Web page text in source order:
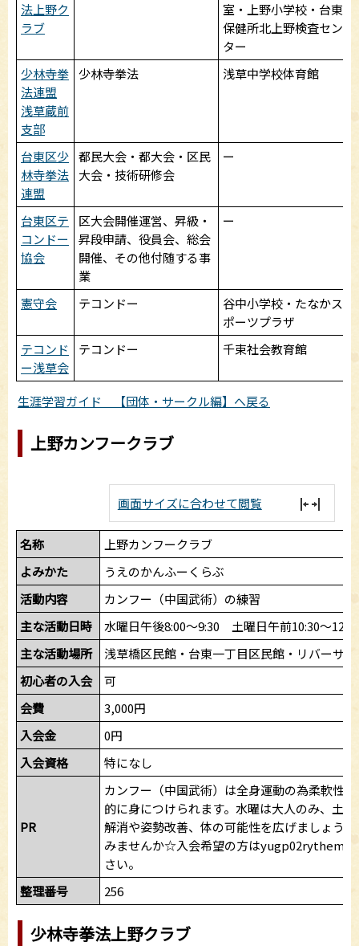
法上野ク
ラブ
室・上野小学校・台東
保健所北上野検査セン
ター
少林寺拳
法連盟
浅草蔵前
支部
少林寺拳法 浅草中学校体育館
台東区少
林寺拳法
連盟
都民大会・都大会・区民
大会・技術研修会
ー
台東区テ
コンドー
協会
区大会開催運営、昇級・
昇段申請、役員会、総会
開催、その他付随する事
業
ー
憲守会 テコンドー
谷中小学校・たなかス
ポーツプラザ
テコンド
ー浅草会
テコンドー 千束社会教育館
生涯学習ガイド 【団体・サークル編】へ戻る
上野カンフークラブ
画面サイズに合わせて閲覧
名称
上野カンフークラブ
よみかた
うえのかんふーくらぶ
活動内容
カンフー（中国武術）の練習
主な活動日時
水曜日午後8:00～9:30 土曜日午前10:30～
主な活動場所
浅草橋区民館・台東一丁目区民館・リバーサ
初心者の入会
可
会費
3,000円
入会金
0円
入会資格
特になし
PR
カンフー（中国武術）は全身運動の為柔軟性
的に身につけられます。水曜は大人のみ、土
解消や姿勢改善、体の可能性を広げましょう
みませんか☆入会希望の方は
さい。
整理番号
256
少林寺拳法上野クラブ